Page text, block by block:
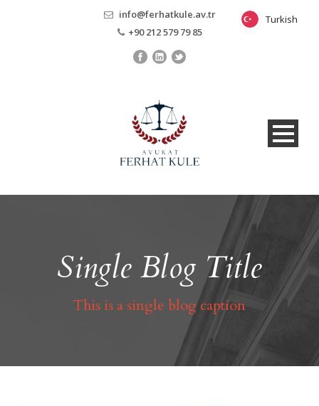
info@ferhatkule.av.tr
+90 212 579 79 85
Single Blog Title
This is a single blog caption
Turkish
Turkish